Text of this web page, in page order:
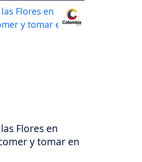
Flores en
y tomar en